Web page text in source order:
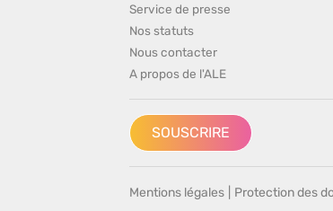
Service de presse
Nos statuts
Nous contacter
A propos de l'ALE
SOUSCRIRE
Mentions légales Protection des